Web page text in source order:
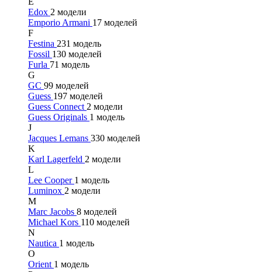
Edox 2 модели
Emporio Armani 17 моделей
F
Festina 231 модель
Fossil 130 моделей
Furla 71 модель
G
GC 99 моделей
Guess 197 моделей
Guess Connect 2 модели
Guess Originals 1 модель
J
Jacques Lemans 330 моделей
K
Karl Lagerfeld 2 модели
L
Lee Cooper 1 модель
Luminox 2 модели
M
Marc Jacobs 8 моделей
Michael Kors 110 моделей
N
Nautica 1 модель
O
Orient 1 модель